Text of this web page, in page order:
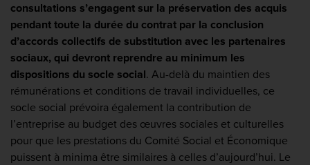
consultations s’engagent sur la préservation des acquis
pendant toute la durée du contrat par la conclusion
d’accords collectifs de substitution avec les partenaires
sociaux, qui devront reprendre au minimum les
dispositions du socle social. Au-delà du maintien des
rémunérations et conditions de travail individuelles, ce
socle social prévoira également la contribution de
l’entreprise au budget des œuvres sociales et culturelles
pour que les prestations du Comité Social et Économique
puissent à minima être similaires à celles d’aujourd’hui. Le